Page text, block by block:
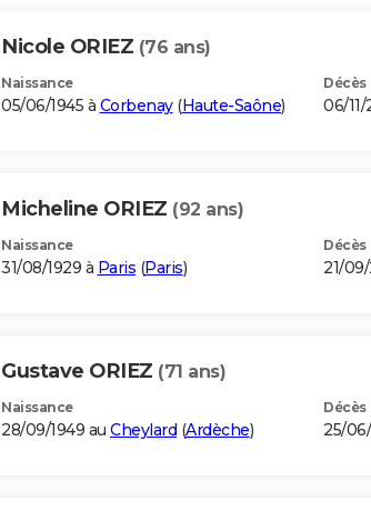
Nicole ORIEZ (76 ans)
Naissance
05/06/1945 à Corbenay(Haute-Saône)
Décès
06/11/
Micheline ORIEZ (92 ans)
Naissance
31/08/1929 à Paris (Paris)
Décès
21/
Gustave ORIEZ (71 ans)
Naissance
28/09/1949 au Cheylard (Ardèche)
Décès
25/